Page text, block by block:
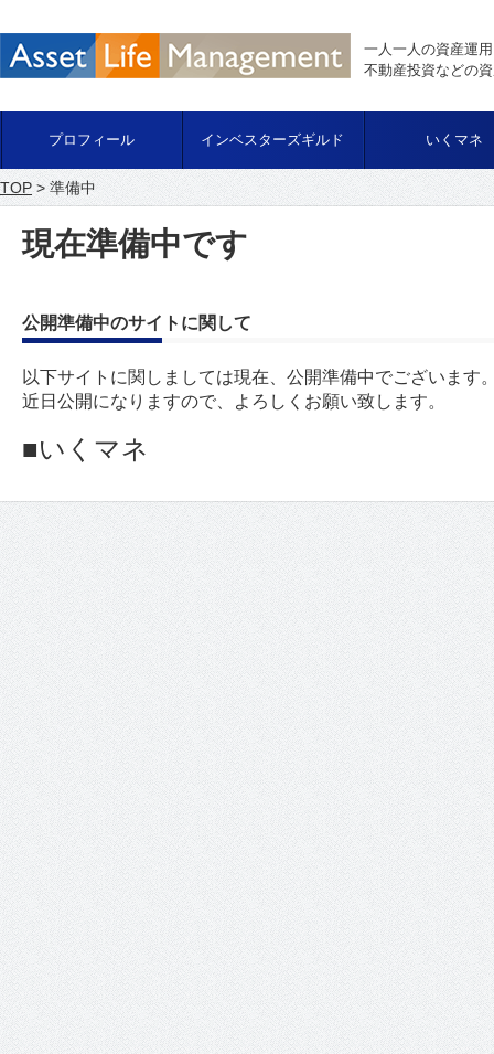
一人一人の資産運
不動産投資などの
プロフィール インベスターズギルド いくマネ
TOP > 準備中
現在準備中です
公開準備中のサイトに関して
以下サイトに関しましては現在、公開準備中でございます
近日公開になりますので、よろしくお願い致します。
■いくマネ